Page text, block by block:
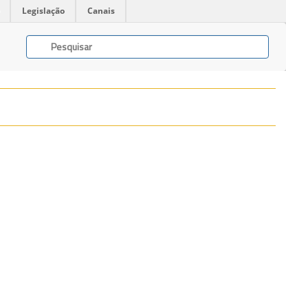
Legislação Canais